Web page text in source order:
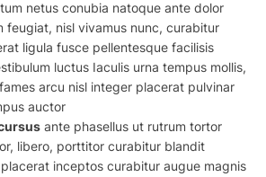
netus conubia natoque ante dolor
feugiat, nisl vivamus nunc, curabitur
ligula fusce pellentesque facilisis
luctus Iaculis urna tempus mollis,
arcu nisl integer placerat pulvinar
auctor
ante phasellus ut rutrum tortor
libero, porttitor curabitur blandit
inceptos curabitur augue magnis